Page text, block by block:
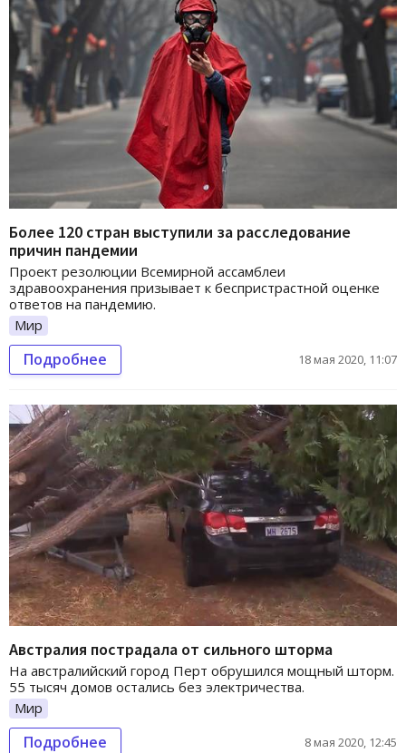
Более 120 стран выступили за расследование
причин пандемии
Проект резолюции Всемирной ассамблеи
здравоохранения призывает к беспристрастной оценке
ответов на пандемию.
Мир
Подробнее 18 мая 2020, 11:07
Австралия пострадала от сильного шторма
На австралийский город Перт обрушился мощный шторм.
55 тысяч домов остались без электричества.
Мир
Подробнее 8 мая 2020, 12:45